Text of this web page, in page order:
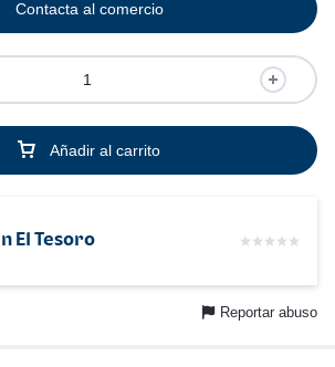
Añadir al carrito
Contacta al comercio
El Tesoro
Reportar abuso